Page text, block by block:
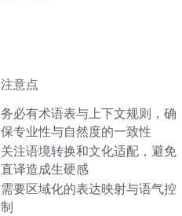
注意点
务必有术语表与上下文规则，确
保专业性与自然度的一致性
关注语境转换和文化适配，避免
直译造成生硬感
需要区域化的表达映射与语气控
制